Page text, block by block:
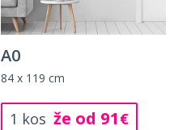
A0
84 x 119 cm
1 kos že od 91 €